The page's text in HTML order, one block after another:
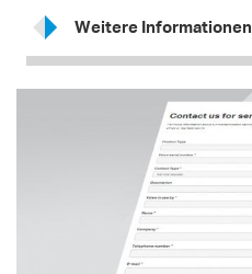
Weitere Informationen